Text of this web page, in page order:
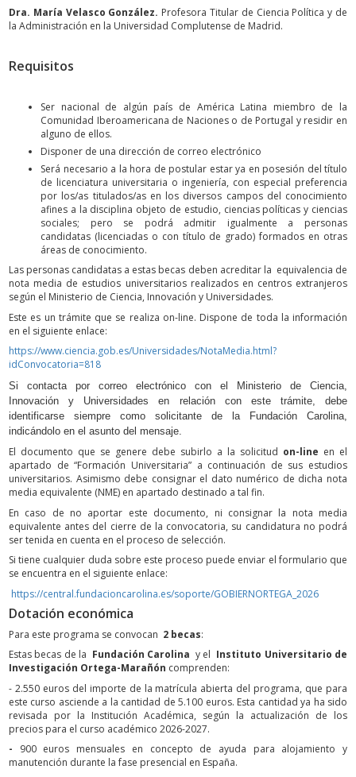
Dra. María Velasco González. Profesora Titular de Ciencia Política y de
la Administración en la Universidad Complutense de Madrid.
Requisitos
Ser nacional de algún país de América Latina miembro de la
Comunidad Iberoamericana de Naciones o de Portugal y residir en
alguno de ellos.
­Disponer de una dirección de correo electrónico
Será necesario a la hora de postular estar ya en posesión del título
de licenciatura universitaria o ingeniería, con especial preferencia
por los/as titulados/as en los diversos campos del conocimiento
afines a la disciplina objeto de estudio, ciencias políticas y ciencias
sociales; pero se podrá admitir igualmente a personas
candidatas (licenciadas o con título de grado) formados en otras
áreas de conocimiento.
Las personas candidatas a estas becas deben acreditar la equivalencia de
nota media de estudios universitarios realizados en centros extranjeros
según el Ministerio de Ciencia, Innovación y Universidades.
Este es un trámite que se realiza on-line. Dispone de toda la información
en el siguiente enlace:
https://www.ciencia.gob.es/Universidades/NotaMedia.html?
idConvocatoria=818
Si contacta por correo electrónico con el Ministerio de Ciencia,
Innovación y Universidades en relación con este trámite, debe
identificarse siempre como solicitante de la Fundación Carolina,
indicándolo en el asunto del mensaje.
El documento que se genere debe subirlo a la solicitud on-line en el
apartado de “Formación Universitaria” a continuación de sus estudios
universitarios. Asimismo debe consignar el dato numérico de dicha nota
media equivalente (NME) en apartado destinado a tal fin.
En caso de no aportar este documento, ni consignar la nota media
equivalente antes del cierre de la convocatoria, su candidatura no podrá
ser tenida en cuenta en el proceso de selección.
Si tiene cualquier duda sobre este proceso puede enviar el formulario que
se encuentra en el siguiente enlace:
https://central.fundacioncarolina.es/soporte/GOBIERNORTEGA_2026
Dotación económica
Para este programa se convocan 2 becas:
Estas becas de la Fundación Carolina y el Instituto Universitario de
Investigación Ortega-Marañón comprenden:
- 2.550 euros del importe de la matrícula abierta del programa, que para
este curso asciende a la cantidad de 5.100 euros. Esta cantidad ya ha sido
revisada por la Institución Académica, según la actualización de los
precios para el curso académico 2026-2027.
- 900 euros mensuales en concepto de ayuda para alojamiento y
manutención durante la fase presencial en España.